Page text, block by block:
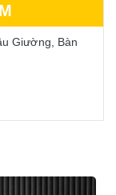
Giường, Bàn